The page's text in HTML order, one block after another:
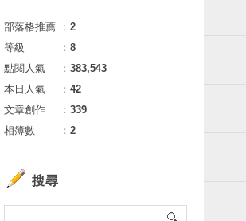
部落格推薦 ： 2
等級
： 8
點閱人氣
： 383,543
本日人氣
： 42
文章創作
： 339
相簿數
： 2
搜尋